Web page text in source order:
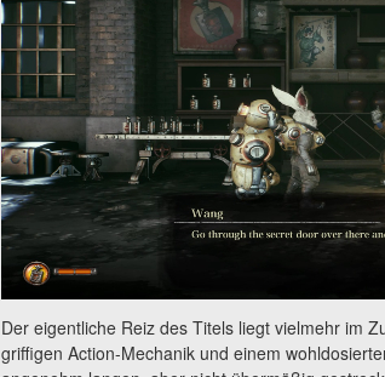
Der eigentliche Reiz des Titels liegt vielmehr im
griffigen Action-Mechanik und einem